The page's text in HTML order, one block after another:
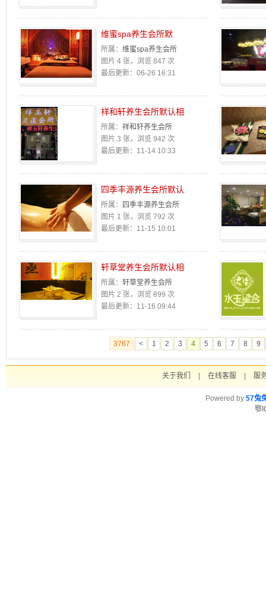
维蜜spa养生会所默
所属： 维蜜spa养生会所
图片 4 张，浏览 847 次
最后更新：06-26 16:31
祥和轩养生会所默认相
所属： 祥和轩养生会所
图片 3 张，浏览 942 次
最后更新：11-14 10:33
四季丰源养生会所默认
所属：
四季丰源养生会所
图片 1 张，浏览 792 次
最后更新：11-15 10:01
轩草堂养生会所默认相
所属： 轩草堂养生会所
图片 2 张，浏览 899 次
最后更新：11-16 09:44
3767 < 1 2 3 4 5 6 7 8 9
关于我们 在线客服 服
Powered by 57兔
鄂